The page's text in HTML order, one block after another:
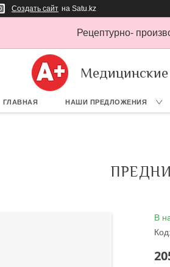
Создать сайт на Satu.kz
Рецептурно-
ГЛАВНАЯ НАШИ ПРЕДЛОЖЕНИЯ
В
Код: